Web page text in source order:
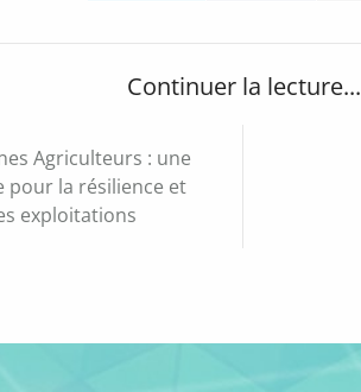
Continuer la lecture...
Agriculteurs : une
pour la résilience et
exploitations